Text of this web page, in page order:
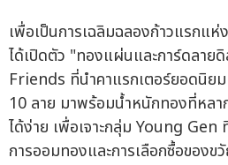
เพื่อเป็นการเฉลิมฉลองก้าวแรกแห่
ได้เปิดตัว "ทองแผ่นและการ์ดลา
Friends ที่นำคาแรกเตอร์ยอดนิย
10 ลาย มาพร้อมน้ำหนักทองที่หลา
ได้ง่าย เพื่อเจาะกลุ่ม Young Gen
การออมทองและการเลือกซื้อของ